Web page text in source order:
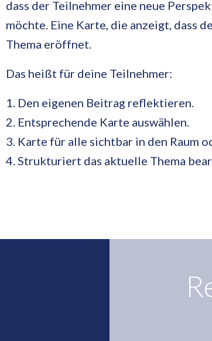
dass der Teilnehmer eine neue
möchte. Eine Karte, die anzeigt, dass
Thema eröffnet.
Das heißt für deine Teilnehmer:
1. Den eigenen Beitrag reflektieren.
2. Entsprechende Karte auswählen.
3. Karte für alle sichtbar in den Raum
4. Strukturiert das aktuelle Thema